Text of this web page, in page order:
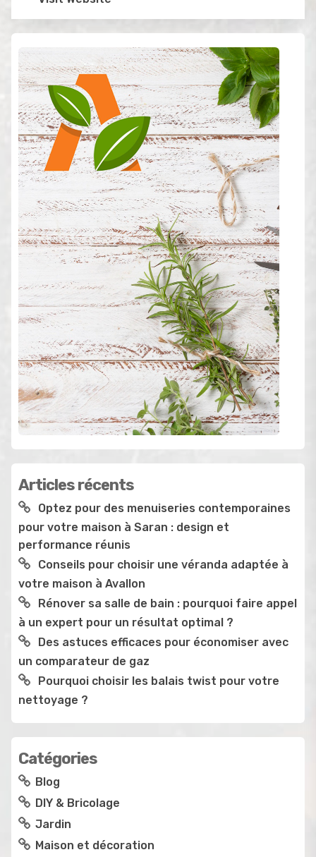
Articles récents
Optez pour des menuiseries contemporaines
pour votre maison à Saran : design et
performance réunis
Conseils pour choisir une véranda adaptée à
votre maison à Avallon
Rénover sa salle de bain : pourquoi faire appel
à un expert pour un résultat optimal ?
Des astuces efficaces pour économiser avec
un comparateur de gaz
Pourquoi choisir les balais twist pour votre
nettoyage ?
Catégories
Blog
DIY & Bricolage
Jardin
Maison et décoration